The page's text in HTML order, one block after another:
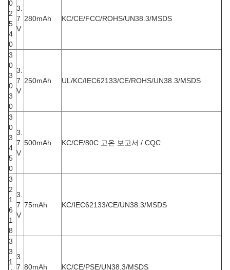
0
2
5
4
0
3.
7
V
280mAh KC/CE/FCC/ROHS/UN38.3/MSDS
3
0
3
0
3
0
3.
7
V
250mAh UL/KC/IEC62133/CE/ROHS/UN38.3/MSDS
3
0
3
4
5
0
3.
7
V
500mAh KC/CE/80C 고온 보고서 / CQC
3
2
1
6
1
8
3.
7
V
75mAh KC/IEC62133/CE/UN38.3/MSDS
3
3
1
3.
7 80mAh KC/CE/PSE/UN38.3/MSDS